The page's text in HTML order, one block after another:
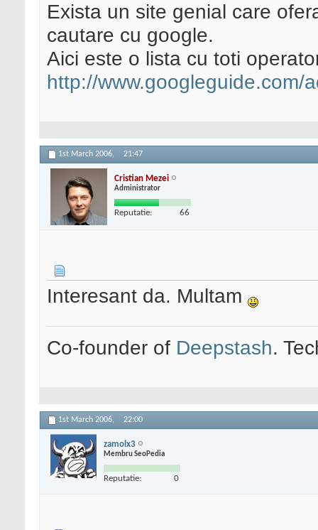
Exista un site genial care
cautare cu google.
Aici este o lista cu toti
http://www.googleguide.com/
1st March 2006, 21:47
Cristian Mezei
Administrator
Reputatie: 66
Interesant da. Multam
Co-founder of Deepstash.
1st March 2006, 22:00
zamolx3
Membru SeoPedia
Reputatie: 0